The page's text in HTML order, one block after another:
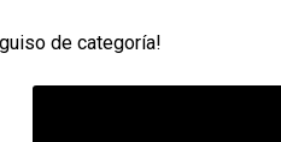
de categoría!